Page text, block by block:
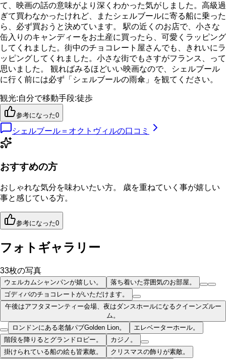
て、映画の話の意味がより深くわかった気がしました。高級過
ぎて買わなかったけれど、またシェルブールに寄る船に乗った
ら、必ず買おうと決めています。 駅の近くのお店で、小さな
缶入りのキャンディーをお土産に買ったら、可愛くラッピング
してくれました。街中のチョコレート屋さんでも、きれいにラ
ッピングしてくれました。小さな街でもさすがフランス、って
思いました。 観ればみるほどいい映画なので、シェルブール
に行く前には必ず「シェルブールの雨傘」を観てください。
観光:自分で移動手段:徒歩
参考になった0
シェルブール＝オクトヴィルの口コミ
おすすめの方
おしゃれな気分を味わいたい方。 歳を重ねていく事が嬉しい
事と感じている方。
参考になった0
フォトギャラリー
33枚の写真
ウェルカムシャンパンが嬉しい。
落ち着いた雰囲気のお部屋。
ゴディバのチョコレートがいただけます。
午後はアフタヌーンティー会場、夜はダンスホールになるクイーンズルー
ム。
ロンドンにある老舗パブGolden Lion。
エレベーターホール。
階段を降りるとグランドロビー。
カジノ。
掛けられている船の絵も皆素敵。
クリスマスの飾りが素敵。